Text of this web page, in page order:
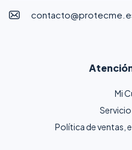
Mi
Política de ventas,